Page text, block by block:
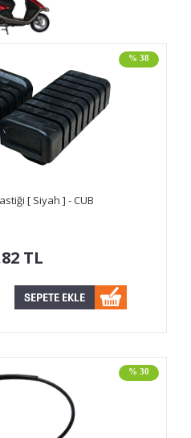
% 38
[ Siyah ] - CUB
TL
% 30